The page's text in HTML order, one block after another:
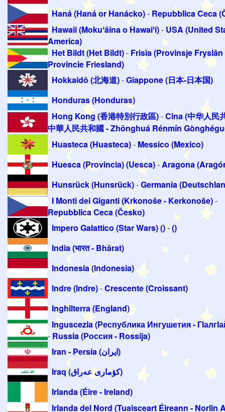
Haná (Haná or Hanácko)- Repubblica Ceca
Hawaii (Mokuʻāina o Hawaiʻi)- USA (United
America)
Het Bildt (Het Bildt)- Frisia (Provinsje Fryslân
Provincie Friesland)
Hokkaidō (北海道)-Giappone (日本-日本国)
Honduras (Honduras)
Hong Kong (香港特別行政區)-Cina (中华人民
中華人民共和國 - Zhōnghuá Rénmín
Huasteca (Huasteca)- Messico (Mexico)
Huesca (Provincia) (Uesca)-Aragona
Hunsrück (Hunsrück)-Germania
I Monti dei Giganti (Krkonoše - Kerkonoše)-
Repubblica Ceca (Česko)
Impero Galattico (Star Wars) ()-()
India (भारत - Bhārat)
Indonesia (Indonesia)
Indre (Indre)-Crescente (Croissant)
Inghilterra (England)
Inguscezia (Республика Ингушетия -
- Russia (Россия - Rossija)
Iran - Persia (ايران‎)
Iraq (كؤماری عه‌راق)
Irlanda (Éire - Ireland)
Irlanda del Nord (Tuaisceart Éireann - Norlin